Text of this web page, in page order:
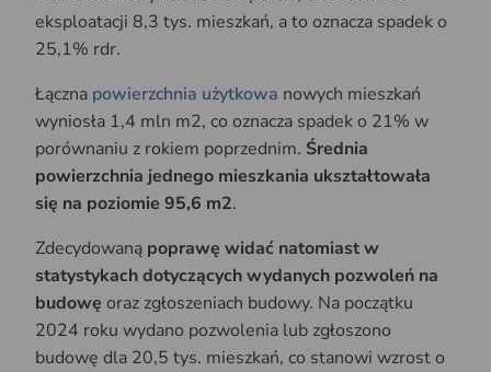
eksploatacji 8,3 tys. mieszkań, a to oznacza spadek o
25,1% rdr.
Łączna powierzchnia użytkowa nowych mieszkań
wyniosła 1,4 mln m2, co oznacza spadek o 21% w
porównaniu z rokiem poprzednim. Średnia
powierzchnia jednego mieszkania ukształtowała
się na poziomie 95,6 m2.
Zdecydowaną poprawę widać natomiast w
statystykach dotyczących wydanych pozwoleń na
budowę oraz zgłoszeniach budowy. Na początku
2024 roku wydano pozwolenia lub zgłoszono
budowę dla 20,5 tys. mieszkań, co stanowi wzrost o